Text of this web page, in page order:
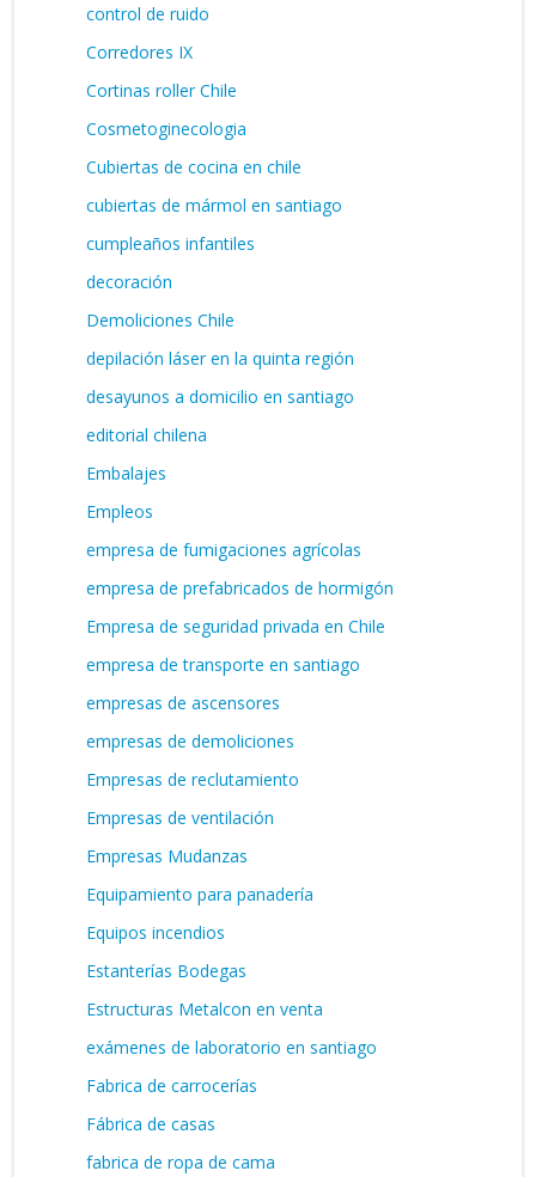
control de ruido
Corredores IX
Cortinas roller Chile
Cosmetoginecologia
Cubiertas de cocina en chile
cubiertas de mármol en santiago
cumpleaños infantiles
decoración
Demoliciones Chile
depilación láser en la quinta región
desayunos a domicilio en santiago
editorial chilena
Embalajes
Empleos
empresa de fumigaciones agrícolas
empresa de prefabricados de hormigón
Empresa de seguridad privada en Chile
empresa de transporte en santiago
empresas de ascensores
empresas de demoliciones
Empresas de reclutamiento
Empresas de ventilación
Empresas Mudanzas
Equipamiento para panadería
Equipos incendios
Estanterías Bodegas
Estructuras Metalcon en venta
exámenes de laboratorio en santiago
Fabrica de carrocerías
Fábrica de casas
fabrica de ropa de cama